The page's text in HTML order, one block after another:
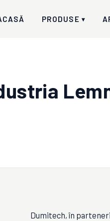
PRODUSE ▾
Dumitech, în